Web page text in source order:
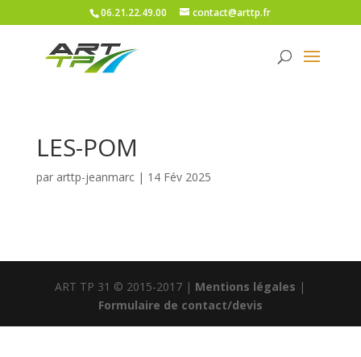
06.21.22.49.00 contact@arttp.fr
LES-POM
par arttp-jeanmarc| 14 Fév 2025
ART TP 31 © 2015-2017 | Mentions légales |
Formulaire de contact/devis